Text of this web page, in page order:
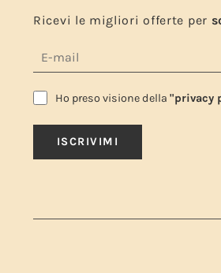
Ricevi le migliori offerte per
Ho preso visione della "privacy